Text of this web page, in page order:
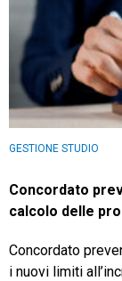
GESTIONE STUDIO
Concordato
calcolo delle
Concordato
i nuovi limiti